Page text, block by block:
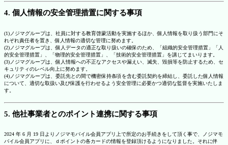
4. 個人情報の安全管理措置に関する事項
(1)ノジマグループは、社員に対する教育啓蒙活動を実施するほか、個人情報を取り扱う部門にそ
れぞれ責任者を置き、個人情報の適切な管理に努めます。
(2)ノジマグループは、個人データの適正な取り扱いの確保のため、「組織的安全管理措置」「人
的安全管理措置」、「物理的安全管理措置」、「技術的安全管理措置」を講じてまいります。
(3)ノジマグループは、個人情報への不正なアクセスや漏えい、滅失、毀損等を防止するため、セ
キュリティのレベル向上に努めます。
(4)ノジマグループは、委託先との間で機密保持条項を含む委託契約を締結し、委託した個人情報
について、適切な取扱い及び保護を行わせるよう安全管理に必要かつ適切な監督を実施いたしま
す。
5. 他社事業者とのポイント連携に関する事項
2024 年 6 月 19 日よりノジマモバイル会員アプリ上で所定のお手続きをして頂く事で、ノジマモ
バイル会員アプリに、ｄポイントの各カードの情報を登録頂けるようになりました。それに伴